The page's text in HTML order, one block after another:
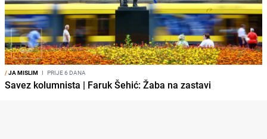
/JA MISLIM I PRIJE 6 DANA
Savez kolumnista | Faruk Šehić: Žaba na zastavi